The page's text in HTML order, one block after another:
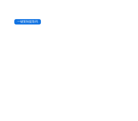
一键复制提取码